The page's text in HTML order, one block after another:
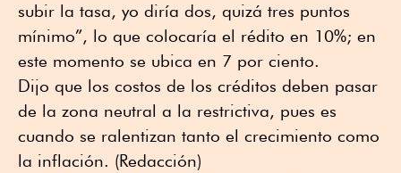
subir la tasa, yo diría dos, quizá tres puntos
mínimo”, lo que colocaría el rédito en 10%; en
este momento se ubica en 7 por ciento.
Dijo que los costos de los créditos deben pasar
de la zona neutral a la restrictiva, pues es
cuando se ralentizan tanto el crecimiento como
la inflación. (Redacción)